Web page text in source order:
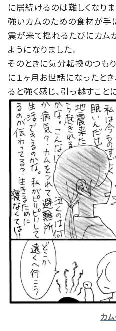
に居続けるのは難しくなり
強いカムのための食材が手
震が来て揺れるたびにカム
ようになりました。
そのときに気分転換のつも
に１ヶ月お世話になったと
ると強く感じ、引っ越すこと
カ